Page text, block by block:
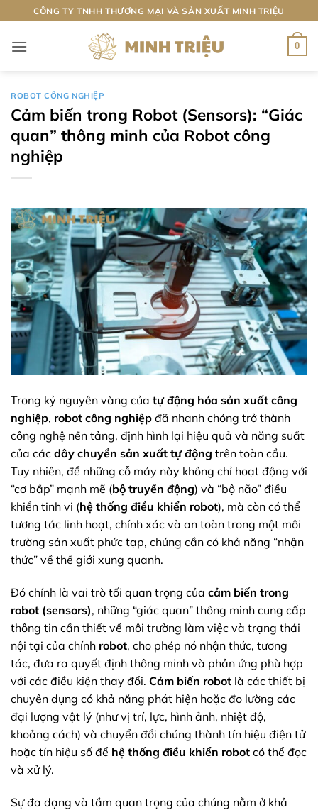
qua
nội
CÔNG TY TNHH THƯƠNG MẠI VÀ SẢN XUẤT MINH TRIỆU
0
ROBOT CÔNG NGHIỆP
Cảm biến trong Robot (Sensors): “Giác
quan” thông minh của Robot công
nghiệp
Trong kỷ nguyên vàng của tự động hóa sản xuất công
nghiệp, robot công nghiệp đã nhanh chóng trở thành
công nghệ nền tảng, định hình lại hiệu quả và năng suất
của các dây chuyền sản xuất tự động trên toàn cầu.
Tuy nhiên, để những cỗ máy này không chỉ hoạt động với
“cơ bắp” mạnh mẽ (bộ truyền động) và “bộ não” điều
khiển tinh vi (hệ thống điều khiển robot), mà còn có thể
tương tác linh hoạt, chính xác và an toàn trong một môi
trường sản xuất phức tạp, chúng cần có khả năng “nhận
thức” về thế giới xung quanh.
Đó chính là vai trò tối quan trọng của cảm biến trong
robot (sensors), những “giác quan” thông minh cung cấp
thông tin cần thiết về môi trường làm việc và trạng thái
nội tại của chính robot, cho phép nó nhận thức, tương
tác, đưa ra quyết định thông minh và phản ứng phù hợp
với các điều kiện thay đổi. Cảm biến robot là các thiết bị
chuyên dụng có khả năng phát hiện hoặc đo lường các
đại lượng vật lý (như vị trí, lực, hình ảnh, nhiệt độ,
khoảng cách) và chuyển đổi chúng thành tín hiệu điện tử
hoặc tín hiệu số để hệ thống điều khiển robot có thể đọc
và xử lý.
Sự đa dạng và tầm quan trọng của chúng nằm ở khả